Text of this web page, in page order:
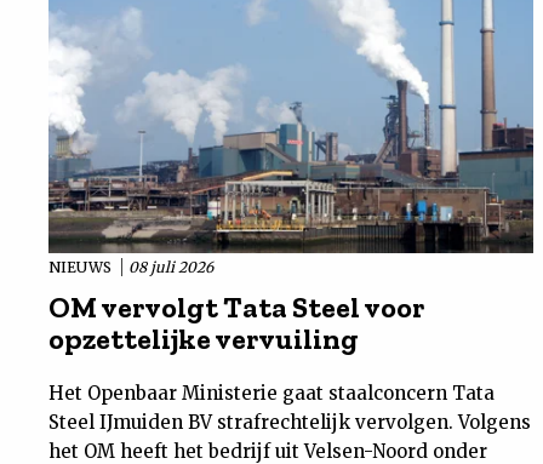
NIEUWS 08 juli 2026
OM vervolgt Tata Steel voor
opzettelijke vervuiling
Het Openbaar Ministerie gaat staalconcern Tata
Steel IJmuiden BV strafrechtelijk vervolgen. Volgens
het OM heeft het bedrijf uit Velsen-Noord onder